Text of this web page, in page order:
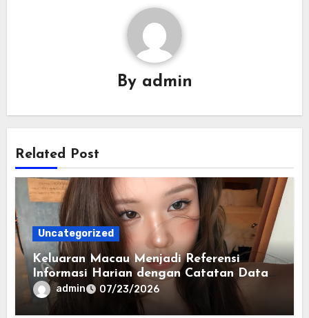
By admin
Related Post
Uncategorized
Keluaran Macau Menjadi Referensi
Informasi Harian dengan Catatan Data
yang Lebih Lengkap
admin 07/23/2026